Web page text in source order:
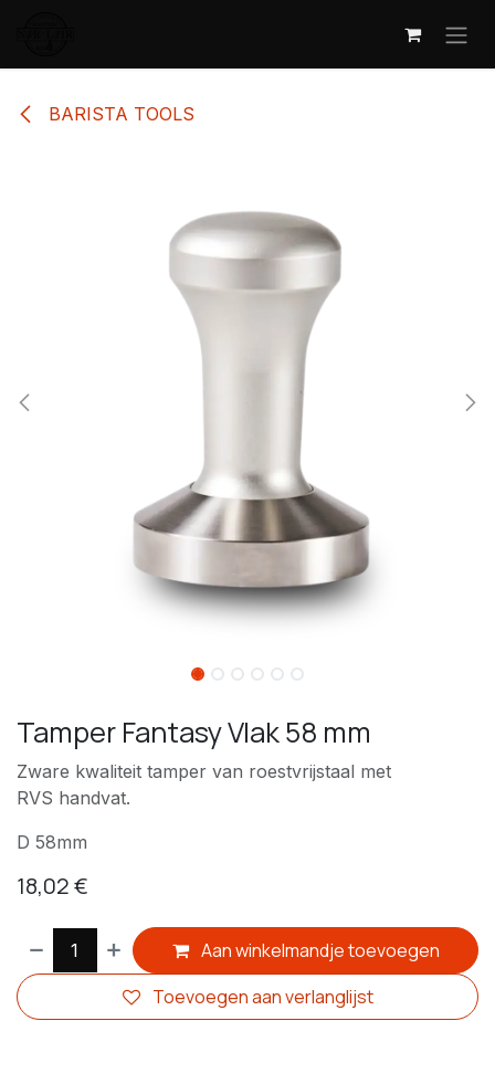
BARISTA TOOLS
Tamper Fantasy Vlak 58 mm
Zware kwaliteit tamper van roestvrijstaal met
RVS handvat.
D 58mm
18,02€
Aan winkelmandje toevoegen
Toevoegen aan verlanglijst